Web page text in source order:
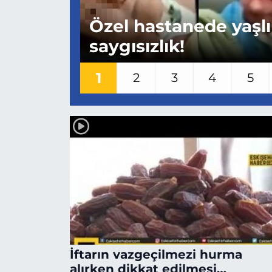
Özel hastanede
saygısızlık!
1 2 3 4 5
İftarın vazgeçilmezi hurma
alırken dikkat edilmesi
MAGAZİN
ESKİŞEHİRSPOR